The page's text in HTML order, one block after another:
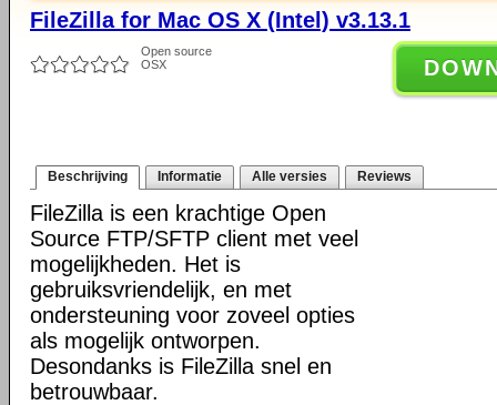
FileZilla for Mac OS X (Intel) v3.13.1
Open source
OSX
Beschrijving Informatie Alle versies Reviews
FileZilla is een krachtige Open
Source FTP/SFTP client met veel
mogelijkheden. Het is
gebruiksvriendelijk, en met
ondersteuning voor zoveel opties
als mogelijk ontworpen.
Desondanks is FileZilla snel en
betrouwbaar.